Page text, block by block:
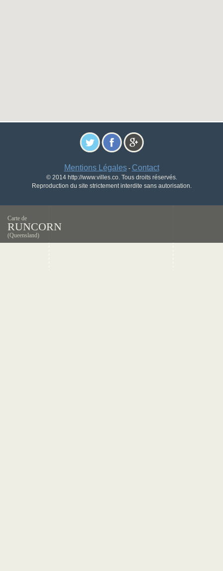
Mentions Légales- Contact
© 2014 http://www.villes.co. Tous droits réservés.
Reproduction du site strictement interdite sans autorisation.
Carte de
RUNCORN
(Queensland)